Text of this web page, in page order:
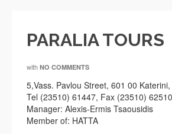
PARALIA TOURS
with NO COMMENTS
5,Vass. Pavlou Street, 601 00
Tel (23510) 61447, Fax (23510) 62510
Manager: Alexis-Ermis Tsaousidis
Member of: HATTA